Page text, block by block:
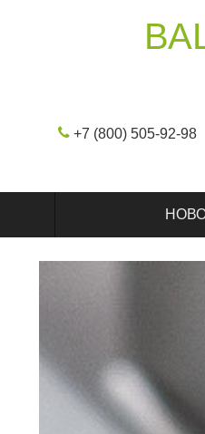
+7 (800) 505-92-98